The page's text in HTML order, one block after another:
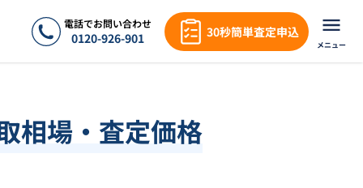
電話でお問い合わせ
0120-926-901 30秒簡単査定申込
メニュー
相場・査定価格